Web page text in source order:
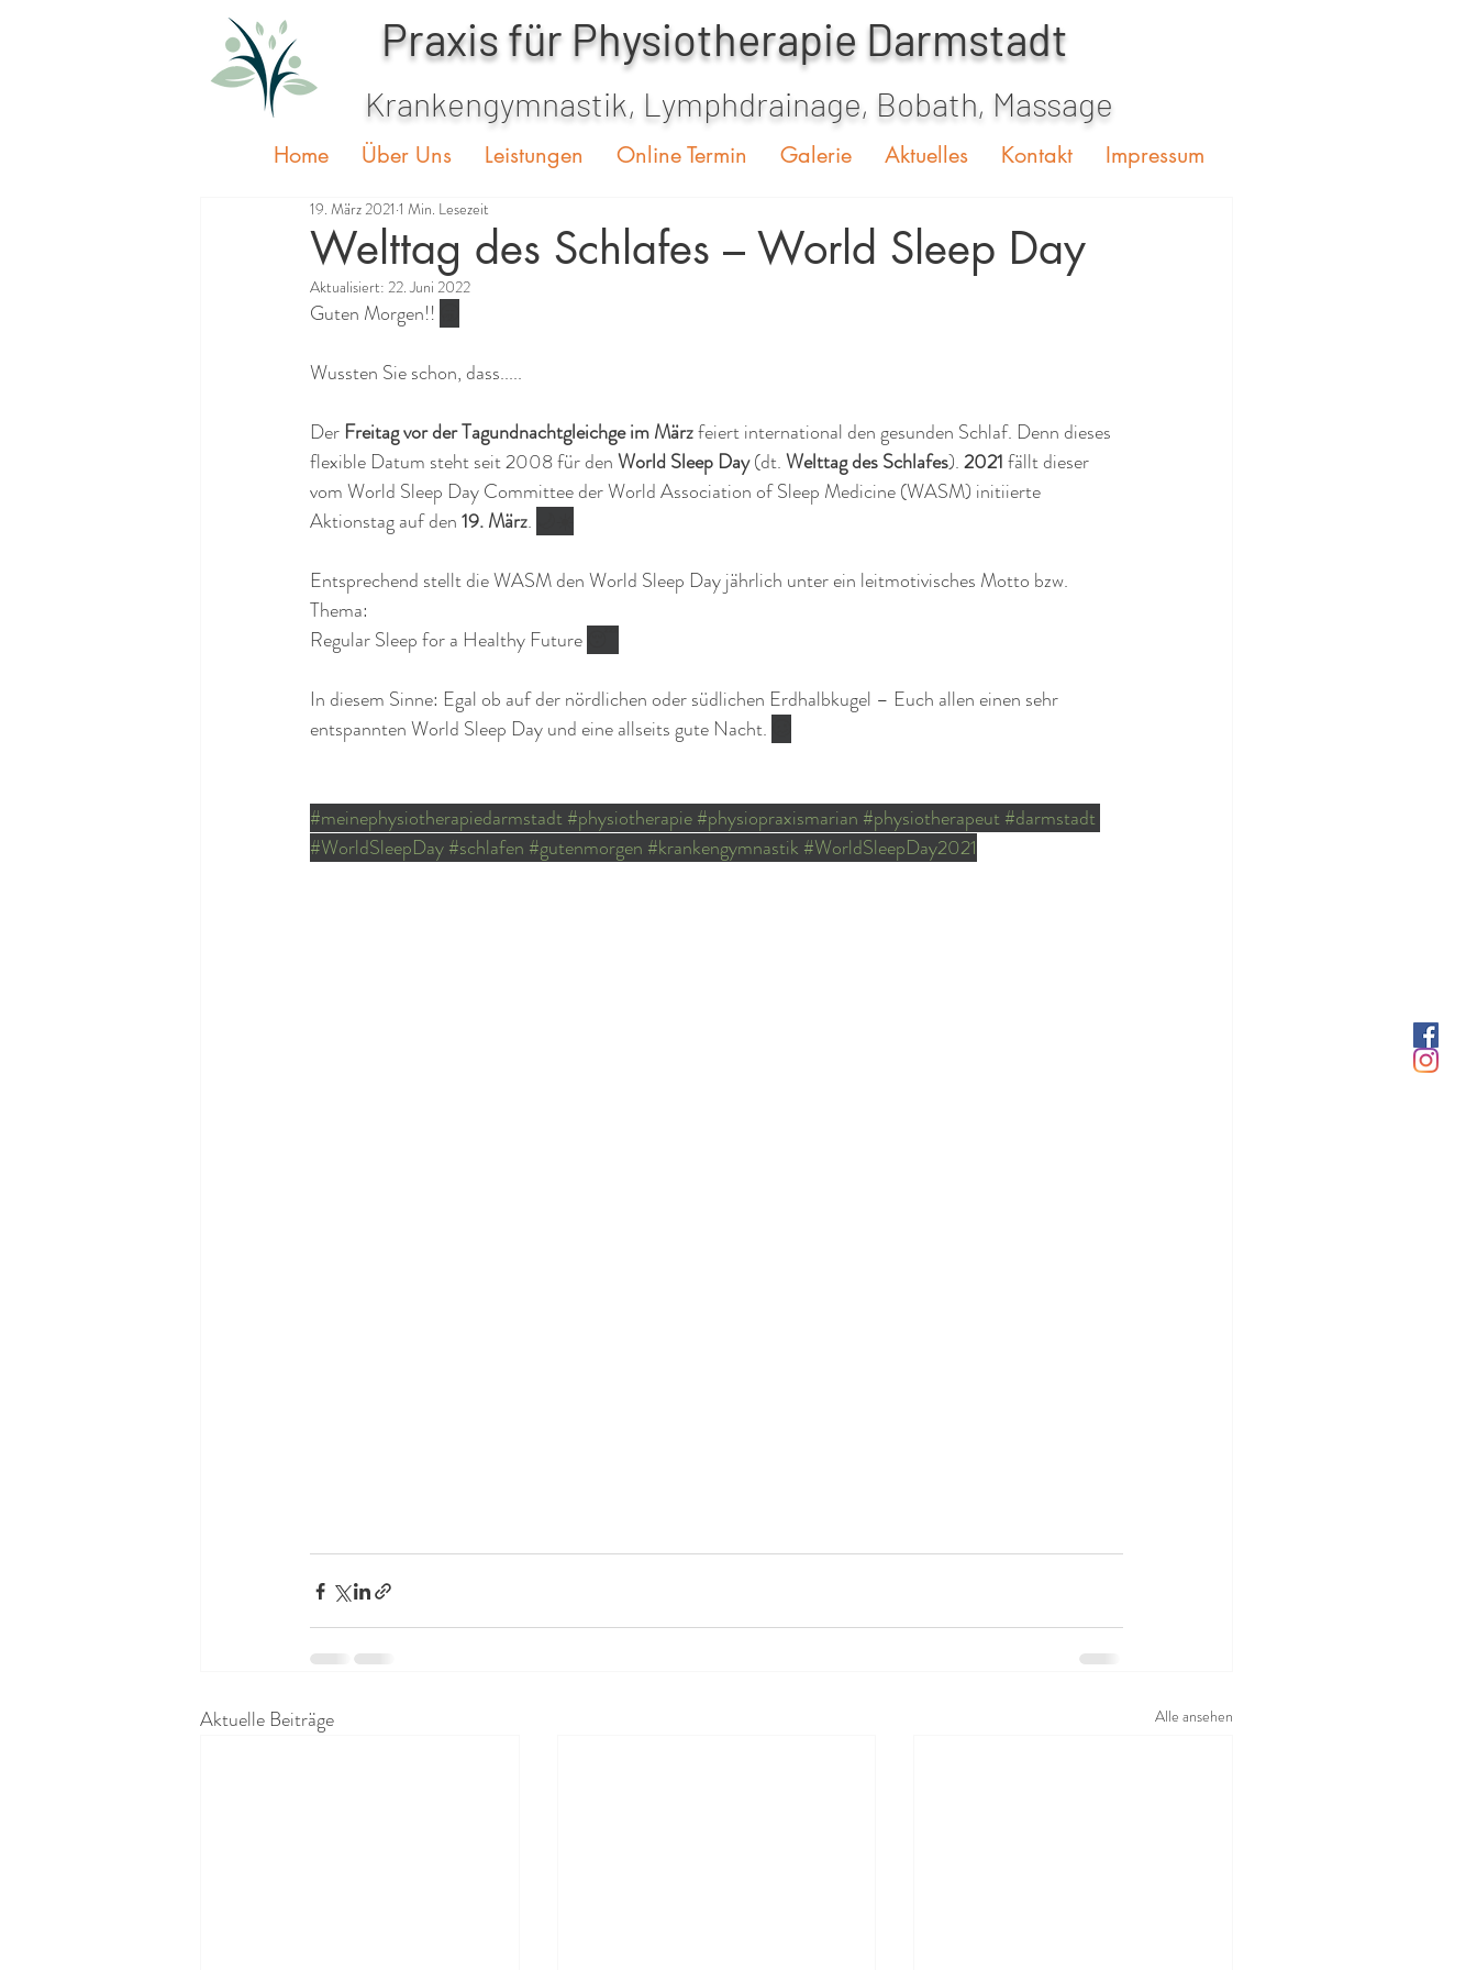
Praxis für Physiotherapie Darmstadt
Krankengymnastik, Lymphdrainage, Bobath, Massage
Home Über Uns Leistungen Online Termin Galerie Aktuelles Kontakt Impressum
Welttag des Schlafes – World Sleep Day
19. März 2021 1 Min. Lesezeit
Aktualisiert: 22. Juni 2022
Guten Morgen!!
Wussten Sie schon, dass.....
Der Freitag vor der Tagundnachtgleichge im März feiert international den gesunden Schlaf. Denn dieses
flexible Datum steht seit 2008 für den World Sleep Day (dt. Welttag des Schlafes). 2021 fällt dieser
vom World Sleep Day Committee der World Association of Sleep Medicine (WASM) initiierte
Aktionstag auf den 19. März.
Entsprechend stellt die WASM den World Sleep Day jährlich unter ein leitmotivisches Motto bzw.
Thema:
Regular Sleep for a Healthy Future
In diesem Sinne: Egal ob auf der nördlichen oder südlichen Erdhalbkugel – Euch allen einen sehr
entspannten World Sleep Day und eine allseits gute Nacht.
#meinephysiotherapiedarmstadt#physiotherapie#physiopraxismarian #physiotherapeut#darmstadt
#WorldSleepDay#schlafen #gutenmorgen #krankengymnastik #WorldSleepDay2021
Aktuelle Beiträge Alle ansehen